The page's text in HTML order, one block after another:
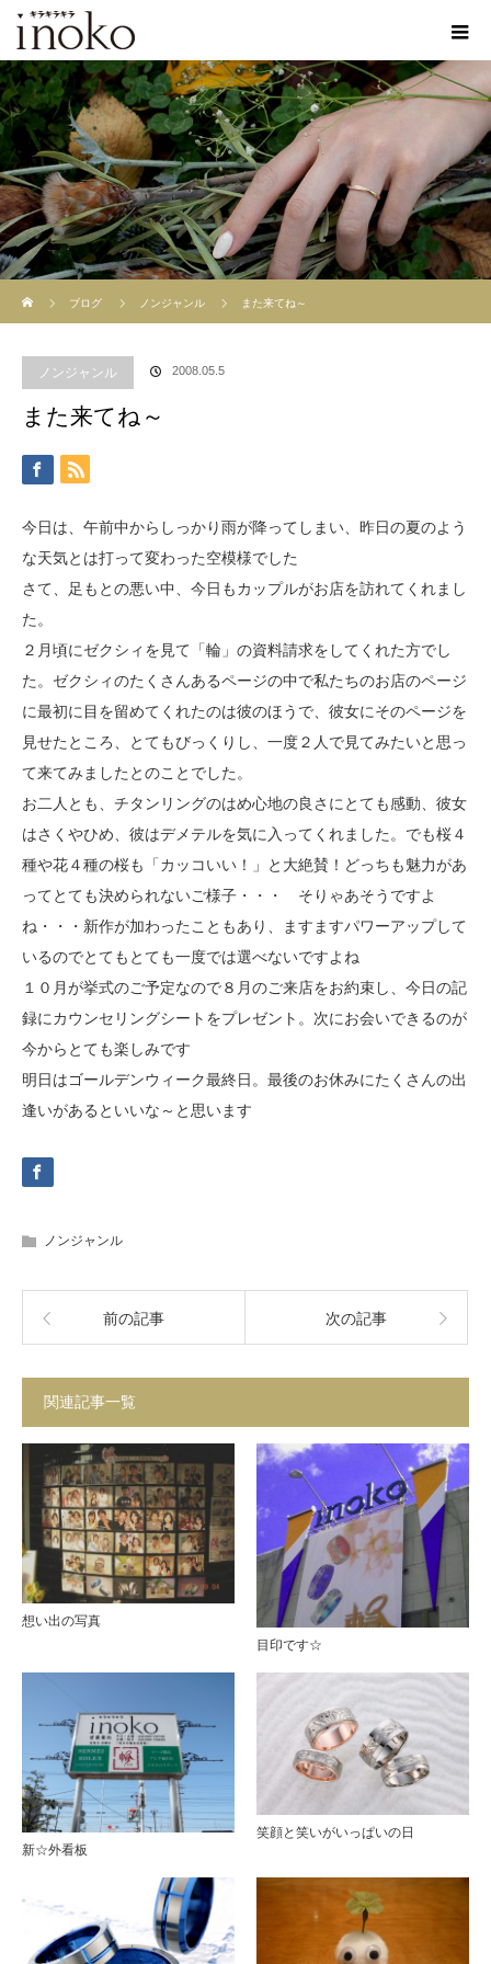
ブログ
ノンジャンル また来てね～
ノンジャンル 2008.05.5
また来てね～
今日は、午前中からしっかり雨が降ってしまい、昨日の夏のよう
な天気とは打って変わった空模様でした
さて、足もとの悪い中、今日もカップルがお店を訪れてくれまし
た。
２月頃にゼクシィを見て「輪」の資料請求をしてくれた方でし
た。ゼクシィのたくさんあるページの中で私たちのお店のページ
に最初に目を留めてくれたのは彼のほうで、彼女にそのページを
見せたところ、とてもびっくりし、一度２人で見てみたいと思っ
て来てみましたとのことでした。
お二人とも、チタンリングのはめ心地の良さにとても感動、彼女
はさくやひめ、彼はデメテルを気に入ってくれました。でも桜４
種や花４種の桜も「カッコいい！」と大絶賛！どっちも魅力があ
ってとても決められないご様子・・・ そりゃあそうですよ
ね・・・新作が加わったこともあり、ますますパワーアップして
いるのでとてもとても一度では選べないですよね
１０月が挙式のご予定なので８月のご来店をお約束し、今日の記
録にカウンセリングシートをプレゼント。次にお会いできるのが
今からとても楽しみです
明日はゴールデンウィーク最終日。最後のお休みにたくさんの出
逢いがあるといいな～と思います
ノンジャンル
前の記事 次の記事
関連記事一覧
想い出の写真
目印です☆
新☆外看板
笑顔と笑いがいっぱいの日